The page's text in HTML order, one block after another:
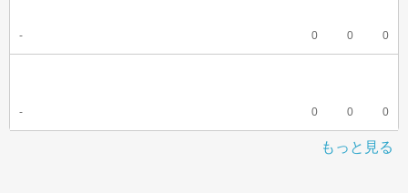
- 0 0 0
- 0 0 0
もっと見る